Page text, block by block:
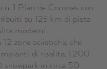
1 Plan de Corones con
su 125 km di pista
moderni
zone sciistiche, che
di risalita, 1.200
in circa 50